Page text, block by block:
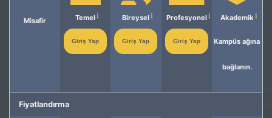
Misafir Temel
Giriş Yap
Bireysel
Giriş Yap
Profesyonel
Giriş Yap
Akademik
Kampüs ağına
bağlanın.
Fiyatlandırma